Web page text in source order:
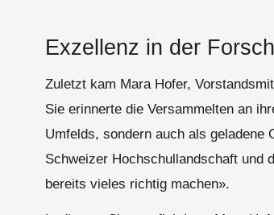
Exzellenz in der
Zuletzt kam Mara Hofer,
Sie erinnerte die Versammelten an
Umfelds, sondern auch als
Schweizer Hochschullandschaft und
bereits vieles richtig machen».